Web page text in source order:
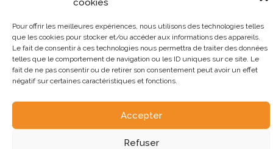
cookies
Pour offrir les meilleures expériences, nous utilisons des technologies telles
que les cookies pour stocker et/ou accéder aux informations des appareils.
Le fait de consentir à ces technologies nous permettra de traiter des données
telles que le comportement de navigation ou les ID uniques sur ce site. Le
fait de ne pas consentir ou de retirer son consentement peut avoir un effet
négatif sur certaines caractéristiques et fonctions.
Accepter
Refuser
AURIVA-Elevage©2023 -Mentions Légales et politique de